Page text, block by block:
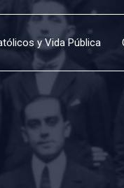
y Vida Pública